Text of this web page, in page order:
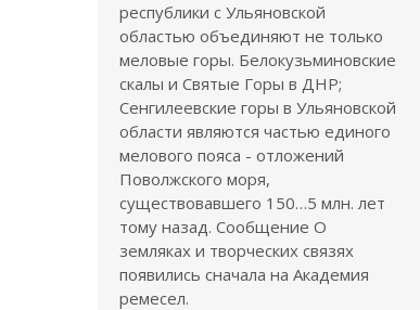
республики с Ульяновской
областью объединяют не только
меловые горы. Белокузьминовские
скалы и Святые Горы в ДНР;
Сенгилеевские горы в Ульяновской
области являются частью единого
мелового пояса - отложений
Поволжского моря,
существовавшего 150…5 млн. лет
тому назад. Сообщение О
земляках и творческих связях
появились сначала на Академия
ремесел.